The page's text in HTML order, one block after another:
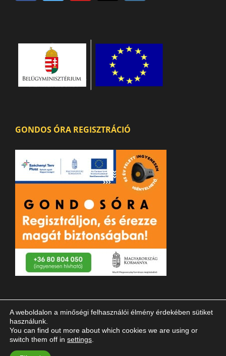
GONDOS ÓRA REGISZTRÁCIÓ
© 2023 Magyar Vakok és Gyengénlátók Országos Szövetsége
A weboldalon a minőségi felhasználói élmény érdekében sütiket
használunk.
You can find out more about which cookies we are using or
switch them off in settings